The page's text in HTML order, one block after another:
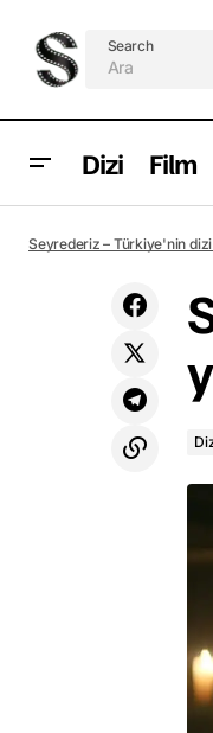
Search
Dizi Film
yayımlandı
Seyrederiz – Türkiye'nin